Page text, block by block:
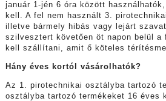
január 1-jén 6 óra között
kell. A fel nem használt 3.
illetve bármely hibás vagy lejárt
szilvesztert követően öt napon belül a
kell szállítani, amit ő köteles
Hány éves kortól vásárolhatók?
Az 1. pirotechnikai osztályba tartozó
osztályba tartozó termékeket 16 éves